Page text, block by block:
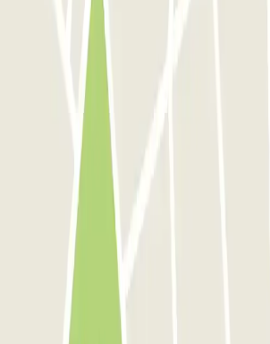
en evenementen dichtbij AENA
- General P1
de luchthaven van Valladolid (VLL)
Parkeren in Venetië
Venetië Mestre Parkeren in Rome
Parkeren in Verona